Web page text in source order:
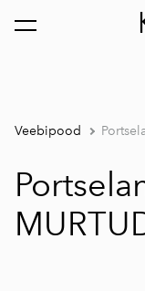
lisati ostukorvi.
Veebipood